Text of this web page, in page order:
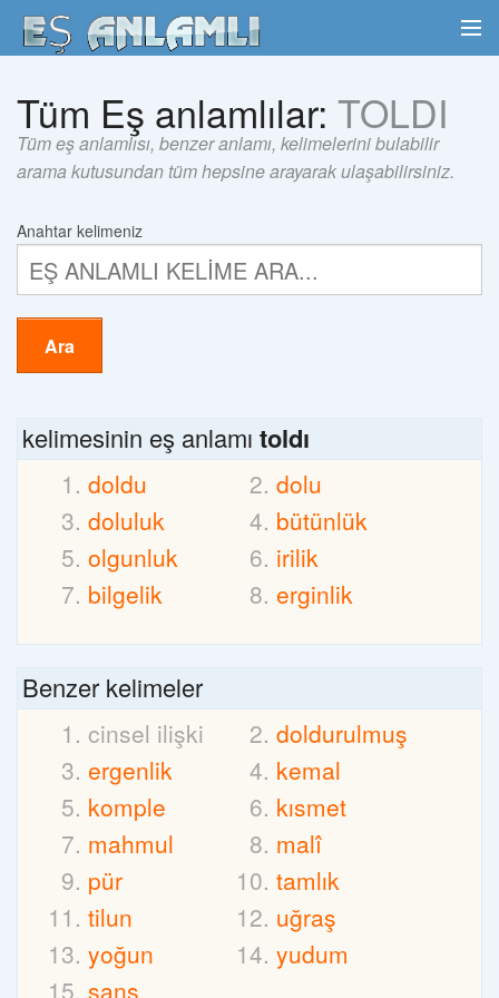
Tüm Eş anlamlılar: TOLDI
Tüm eş anlamlısı, benzer anlamı, kelimelerini bulabilir
arama kutusundan tüm hepsine arayarak ulaşabilirsiniz.
Anahtar kelimeniz
Ara
kelimesinin eş anlamı toldı
doldu
dolu
doluluk
bütünlük
olgunluk
irilik
bilgelik
erginlik
Benzer kelimeler
cinsel ilişki
doldurulmuş
ergenlik
kemal
komple
kısmet
mahmul
malî
pür
tamlık
tilun
uğraş
yoğun
yudum
şans